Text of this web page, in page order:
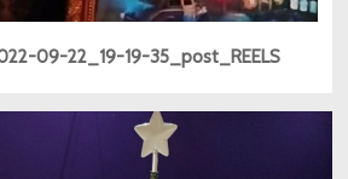
09-22_19-19-35_post_REELS